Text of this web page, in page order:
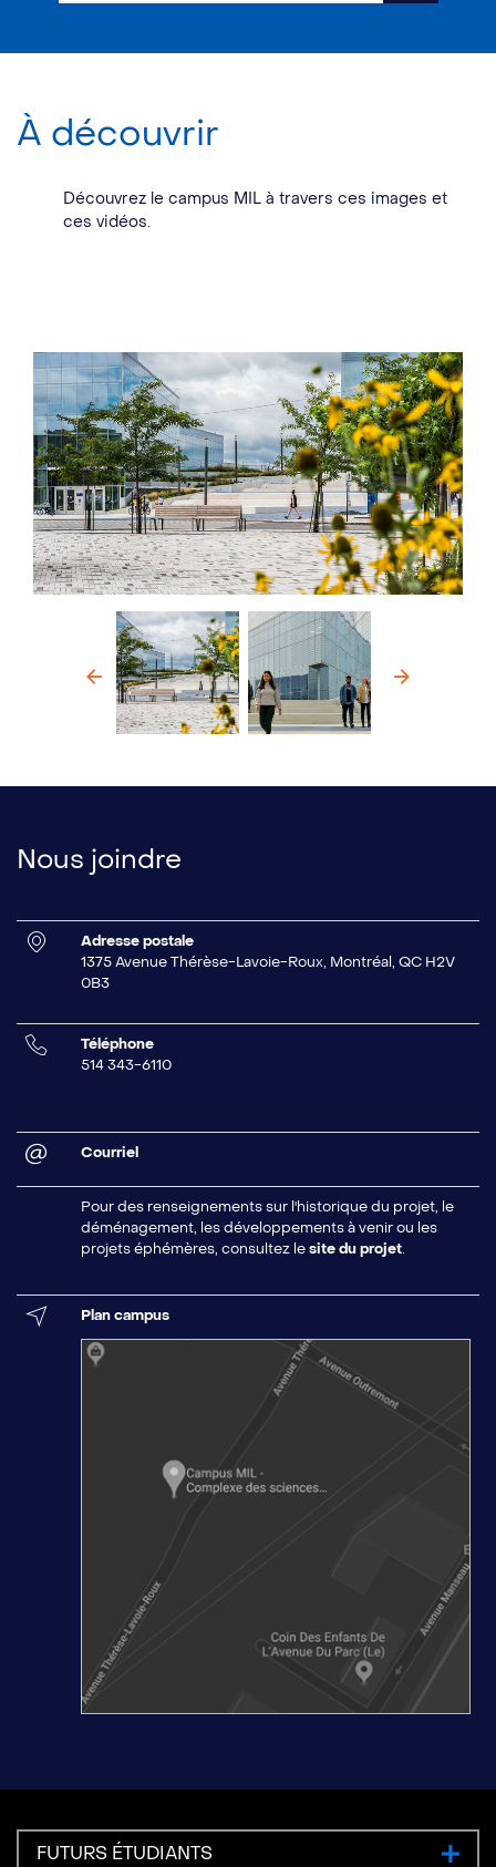
À découvrir
Découvrez le campus MIL à travers ces images et
ces vidéos.
Précédent
Nous joindre
Adresse postale
1375 Avenue Thérèse-Lavoie-Roux, Montréal, QC H2V
0B3
Téléphone
514 343-6110
Courriel
Pour des renseignements sur l'historique du projet, le
déménagement, les développements à venir ou les
projets éphémères, consultez lesite du projet.
Plan campus
FUTURS ÉTUDIANTS